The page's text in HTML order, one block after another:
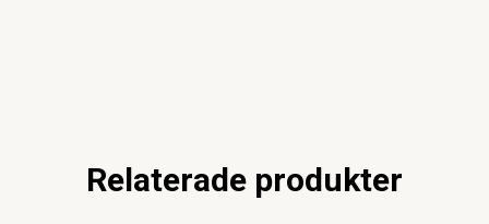
Relaterade produkter